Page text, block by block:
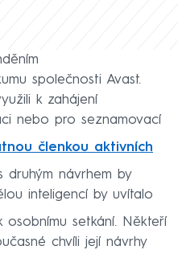
společnosti Avast.
k zahájení
nebo pro seznamovací
členkou aktivních
druhým návrhem by
inteligencí by uvítalo
setkání. Někteří
chvíli její návrhy